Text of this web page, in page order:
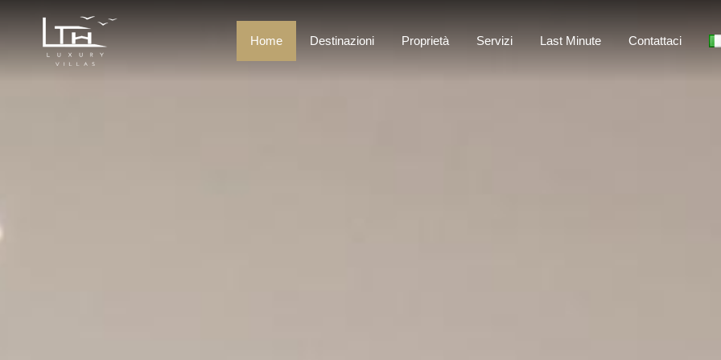
Home
Destinazioni Proprietà Servizi Last Minute Contattaci